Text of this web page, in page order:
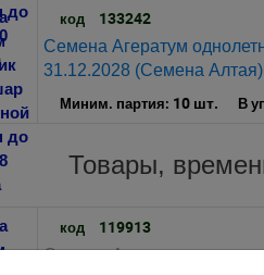
код 133242
Семена Агератум
31.12.2028 (Семена Алтая)
Миним. партия: 10 шт. В
Товары,
код 119913
Семена Агератум